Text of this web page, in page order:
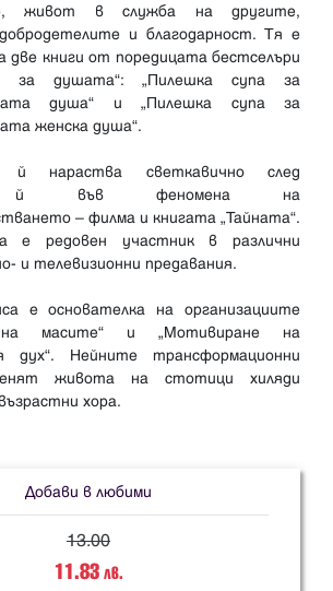
живот в служба на другите,
и благодарност. Тя е
две книги от поредицата бестселъри
за душата“: „Пилешка супа за
душа“ и „Пилешка супа за
женска душа“.
й нараства светкавично след
й във феномена на
– филма и книгата „Тайната“.
е редовен участник в различни
и телевизионни предавания.
е основателка на организациите
на масите“ и „Мотивиране на
дух“. Нейните трансформационни
живота на стотици хиляди
хора.
Добави в любими
13.00
11.83лв.